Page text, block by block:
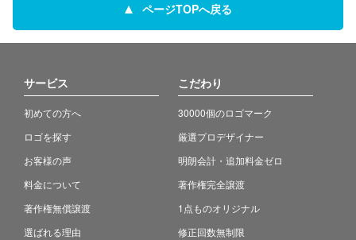
ページTOPへ戻る
サービス
初めての方へ
ロゴを探す
お客様の声
料金について
著作権無償譲渡
選ばれる理由
こだわり
30000個のロゴマーク
厳選プロデザイナー
明朗会計・追加料金ゼロ
著作権完全譲渡
1点ものオリジナル
修正回数無制限